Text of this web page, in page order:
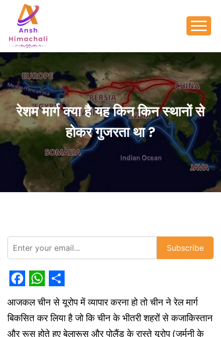
रेशम मार्ग क्या है यह किन किन स्थानों से
होकर गुजरता था ?
Subscribe
Facebook
WhatsApp
Share
आजकल चीन से यूरोप में व्यापार करना हो तो चीन ने रेल मार्ग
बिकसित कर लिया है जो कि चीन के भीतरी शहरों से कजाकिस्तान
और रूस होते हुए बेलारूस और पोलैंड के रास्ते यूरोप (जर्मनी के